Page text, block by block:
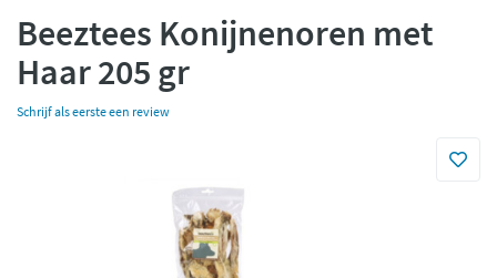
Betaal met Klarna
Beeztees Konijnenoren met
Haar 205 gr
Schrijf als eerste een review